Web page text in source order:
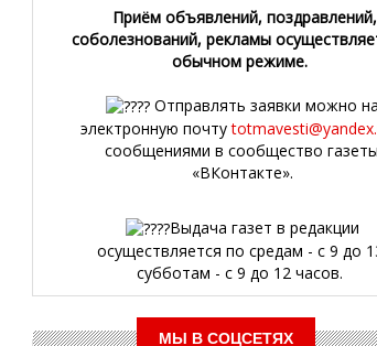
Приём объявлений, поздравлений,
соболезнований, рекламы
обычном режиме.
Отправлять заявки можно на
электронную почту
сообщениями в сообщество газеты
«ВКонтакте».
Выдача газет в редакции
осуществляется по средам - с 9 до
субботам - с 9 до 12 часов.
МЫ В СОЦСЕТЯХ